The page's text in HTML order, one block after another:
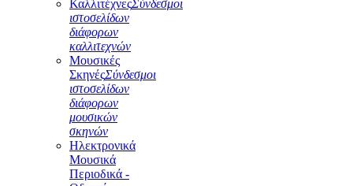
ΚαλλιτέχνεςΣύνδεσμοι
ιστοσελίδων
διάφορων
καλλιτεχνών
Μουσικές
ΣκηνέςΣύνδεσμοι
ιστοσελίδων
διάφορων
μουσικών
σκηνών
Ηλεκτρονικά
Μουσικά
Περιοδικά -